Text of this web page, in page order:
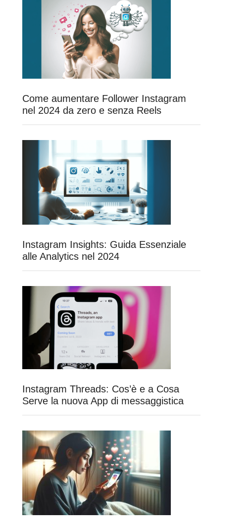
Come aumentare Follower Instagram
nel 2024 da zero e senza Reels
Instagram Insights: Guida Essenziale
alle Analytics nel 2024
Instagram Threads: Cos’è e a Cosa
Serve la nuova App di messaggistica